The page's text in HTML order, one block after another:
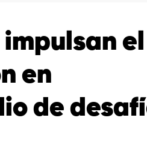
impulsan el
en
de